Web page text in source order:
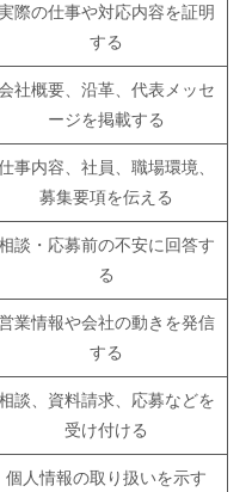
際の仕事や対応内容を証明
する
社概要、沿革、代表メッセ
ージを掲載する
事内容、社員、職場環境、
募集要項を伝える
談・応募前の不安に回答す
る
業情報や会社の動きを発信
する
談、資料請求、応募などを
受け付ける
個人情報の取り扱いを示す